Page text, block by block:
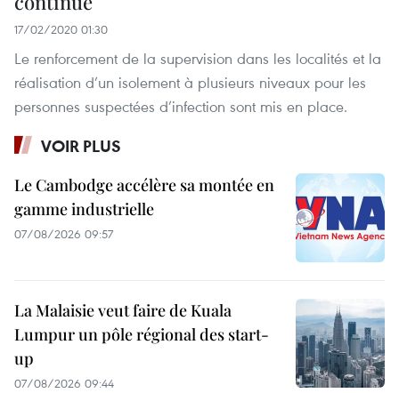
17/02/2020 01:30
Le renforcement de la supervision dans les localités et la
réalisation d’un isolement à plusieurs niveaux pour les
personnes suspectées d’infection sont mis en place.
VOIR PLUS
Le Cambodge accélère sa montée en
gamme industrielle
07/08/2026 09:57
La Malaisie veut faire de Kuala
Lumpur un pôle régional des start-
up
07/08/2026 09:44